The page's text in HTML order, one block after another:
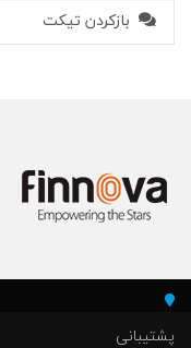
بازکردن تیکت
پشتیبانی